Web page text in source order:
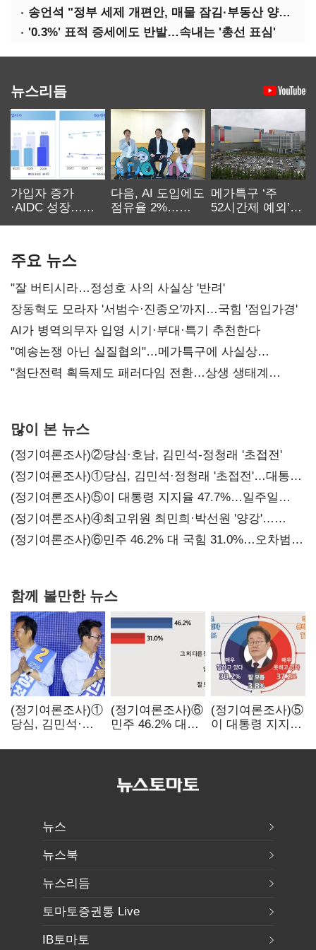
송언석 "정부 세제 개편안, 매물 잠김·부동산 양극화 키운다"
'0.3%' 표적 증세에도 반발…속내는 '총선 표심'
뉴스리듬
가입자 증가
·AIDC 성장…
다음, AI 도입에도
점유율 2%…
메가특구 ‘주
52시간제 예외’
주요 뉴스
"잘 버티시라…정성호 사의 사실상 '반려'
장동혁도 모라자 '서범수·진종오'까지…국힘 '점입가경'
AI가 병역의무자 입영 시기·부대·특기 추천한다
"예송논쟁 아닌 실질협의"…메가특구에 사실상
'노동유연화'
"첨단전력 획득제도 패러다임 전환…상생 생태계
많이 본 뉴스
(정기여론조사)②당심·호남, 김민석-정청래 '초접전'
(정기여론조사)①당심, 김민석·정청래 '초접전'…대통령
지지도 '50% 아래로'(종합)
(정기여론조사)⑤이 대통령 지지율 47.7%…일주일
만에 다시 40%대
(정기여론조사)④최고위원 최민희·박선원 '양강'…
서미화·이성윤·임미애 뒤이어
(정기여론조사)⑥민주 46.2% 대 국힘 31.0%…오차범위
함께 볼만한 뉴스
(정기여론조사)①
당심, 김민석·
대통령 지지도
(정기여론조사)⑥
민주 46.2% 대
오차범위 밖 격차
(정기여론조사)⑤
이 대통령 지지율
만에 다시 40%대
뉴스
뉴스북
뉴스리듬
토마토증권통 Live
IB토마토